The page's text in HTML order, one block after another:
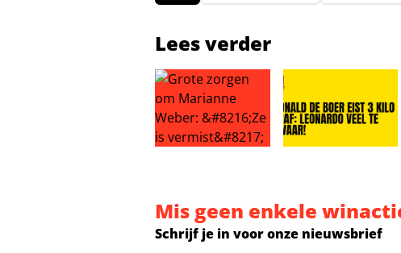
Lees verder
Mis geen enkele
Schrijf je in voor onze nieuwsbrief